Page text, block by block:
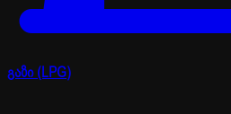
გაზი (LPG)